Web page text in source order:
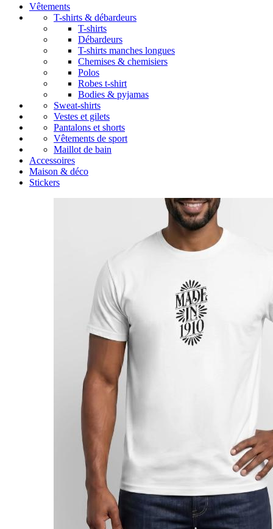
Vêtements
T-shirts & débardeurs
T-shirts
Débardeurs
T-shirts manches longues
Chemises & chemisiers
Polos
Robes t-shirt
Bodies & pyjamas
Sweat-shirts
Vestes et gilets
Pantalons et shorts
Vêtements de sport
Maillot de bain
Accessoires
Maison & déco
Stickers